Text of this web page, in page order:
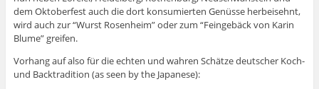
dem Oktoberfest auch die dort konsumierten Genüsse herbeisehnt,
wird auch zur “Wurst Rosenheim” oder zum “Feingebäck von Karin
Blume” greifen.
Vorhang auf also für die echten und wahren Schätze deutscher Koch-
und Backtradition (as seen by the Japanese):